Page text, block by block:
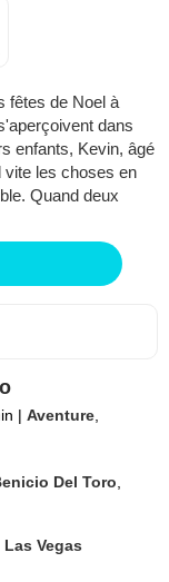
fêtes de Noel à
dans
enfants, Kevin, âgé
vite les choses en
Quand deux
| Aventure
Del Toro
Vegas